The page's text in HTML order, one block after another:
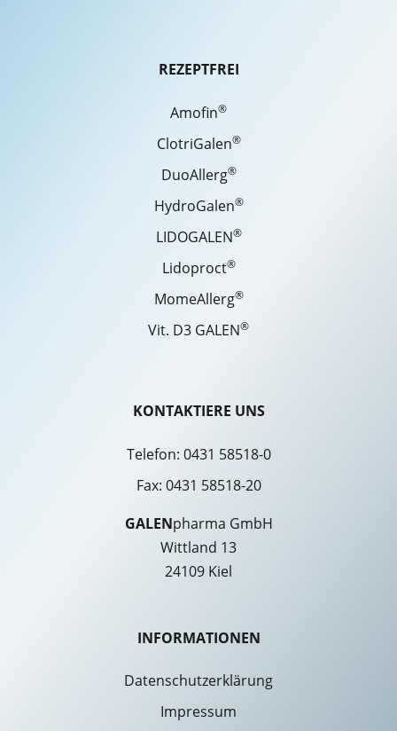
REZEPTFREI
Amofin®
ClotriGalen®
DuoAllerg®
HydroGalen®
LIDOGALEN®
Lidoproct®
MomeAllerg®
Vit. D3 GALEN®
KONTAKTIERE UNS
Telefon: 0431 58518-0
Fax: 0431 58518-20
GALENpharma GmbH
Wittland 13
24109 Kiel
INFORMATIONEN
Datenschutzerklärung
Impressum